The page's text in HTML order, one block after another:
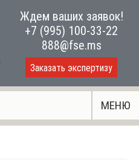
Ждем ваших заявок!
+7 (995) 100-33-22
888@fse.ms
Заказать экспертизу
МЕНЮ